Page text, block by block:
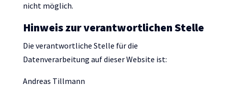
nicht möglich.
Hinweis zur verantwortlichen Stelle
Die verantwortliche Stelle für die
Datenverarbeitung auf dieser Website ist:
Andreas Tillmann